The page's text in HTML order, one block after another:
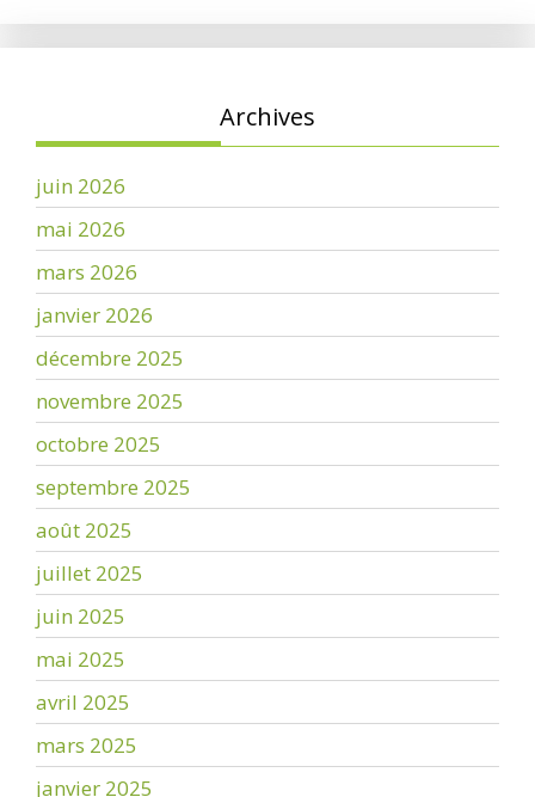
Archives
juin 2026
mai 2026
mars 2026
janvier 2026
décembre 2025
novembre 2025
octobre 2025
septembre 2025
août 2025
juillet 2025
juin 2025
mai 2025
avril 2025
mars 2025
janvier 2025